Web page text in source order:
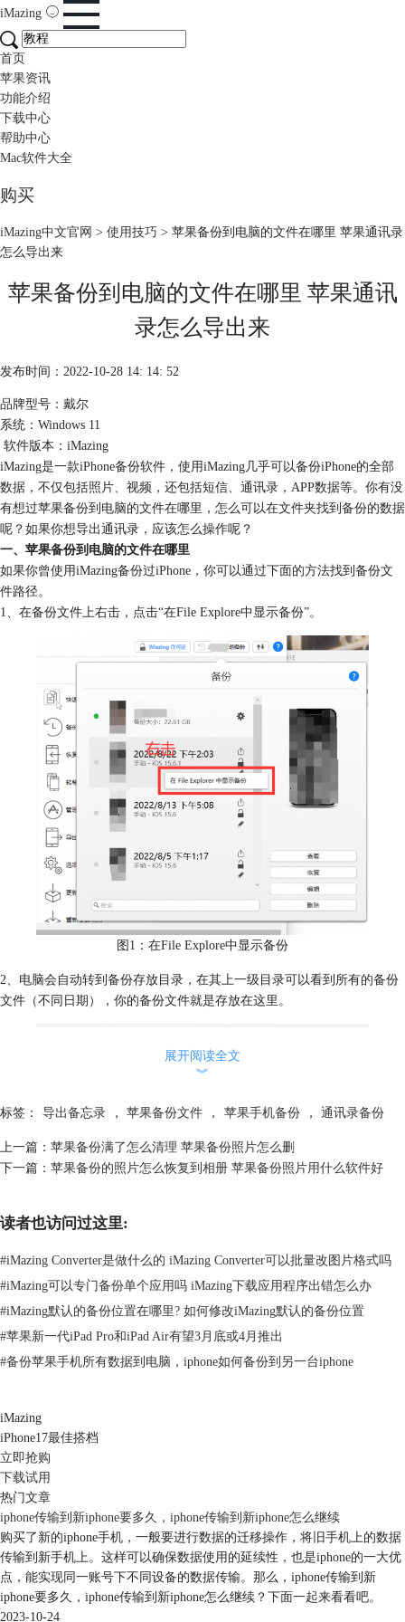
iMazing
首页
苹果资讯
功能介绍
下载中心
帮助中心
Mac软件大全
购买
iMazing中文官网 > 使用技巧 > 苹果备份到电脑的文件在哪里 苹果通讯录
怎么导出来
苹果备份到电脑的文件在哪里 苹果通讯
录怎么导出来
发布时间：2022-10-28 14: 14: 52
品牌型号：戴尔
系统：Windows 11
软件版本：iMazing
iMazing是一款iPhone备份软件，使用iMazing几乎可以备份iPhone的全部
数据，不仅包括照片、视频，还包括短信、通讯录，APP数据等。你有没
有想过苹果备份到电脑的文件在哪里，怎么可以在文件夹找到备份的数据
呢？如果你想导出通讯录，应该怎么操作呢？
一、苹果备份到电脑的文件在哪里
如果你曾使用iMazing备份过iPhone，你可以通过下面的方法找到备份文
件路径。
1、在备份文件上右击，点击“在File Explore中显示备份”。
图1：在File Explore中显示备份
2、电脑会自动转到备份存放目录，在其上一级目录可以看到所有的备份
文件（不同日期），你的备份文件就是存放在这里。
图2：备份文件
说明哪个文件夹存放的照片，哪个文件夹存放的通讯录。
图3：备份文件目录
3、打开文件夹可以看到，里面的文件均无后缀，Windows显示文件类型
就是“文件”。这是因为iMazing为了防止数据泄露，对数据进行了加密备
展开阅读全文
︾
标签： 导出备忘录 ， 苹果备份文件 ， 苹果手机备份 ， 通讯录备份
上一篇： 苹果备份满了怎么清理 苹果备份照片怎么删
下一篇： 苹果备份的照片怎么恢复到相册 苹果备份照片用什么软件好
读者也访问过这里:
#iMazing Converter是做什么的 iMazing Converter可以批量改图片格式吗
#iMazing可以专门备份单个应用吗 iMazing下载应用程序出错怎么办
#iMazing默认的备份位置在哪里? 如何修改iMazing默认的备份位置
#苹果新一代iPad Pro和iPad Air有望3月底或4月推出
#备份苹果手机所有数据到电脑，iphone如何备份到另一台iphone
iMazing
iPhone17最佳搭档
立即抢购
下载试用
热门文章
iphone传输到新iphone要多久，iphone传输到新iphone怎么继续
购买了新的iphone手机，一般要进行数据的迁移操作，将旧手机上的数据
传输到新手机上。这样可以确保数据使用的延续性，也是iphone的一大优
点，能实现同一账号下不同设备的数据传输。那么，iphone传输到新
iphone要多久，iphone传输到新iphone怎么继续？下面一起来看看吧。
2023-10-24